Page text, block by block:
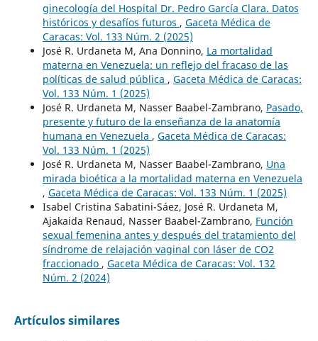
ginecología del Hospital Dr. Pedro García Clara. Datos
históricos y desafíos futuros , Gaceta Médica de
Caracas: Vol. 133 Núm. 2 (2025)
José R. Urdaneta M, Ana Donnino, La mortalidad
materna en Venezuela: un reflejo del fracaso de las
políticas de salud pública , Gaceta Médica de Caracas:
Vol. 133 Núm. 1 (2025)
José R. Urdaneta M, Nasser Baabel-Zambrano, Pasado,
presente y futuro de la enseñanza de la anatomía
humana en Venezuela , Gaceta Médica de Caracas:
Vol. 133 Núm. 1 (2025)
José R. Urdaneta M, Nasser Baabel-Zambrano, Una
mirada bioética a la mortalidad materna en Venezuela
, Gaceta Médica de Caracas: Vol. 133 Núm. 1 (2025)
Isabel Cristina Sabatini-Sáez, José R. Urdaneta M,
Ajakaida Renaud, Nasser Baabel-Zambrano, Función
sexual femenina antes y después del tratamiento del
síndrome de relajación vaginal con láser de CO2
fraccionado , Gaceta Médica de Caracas: Vol. 132
Núm. 2 (2024)
Artículos similares